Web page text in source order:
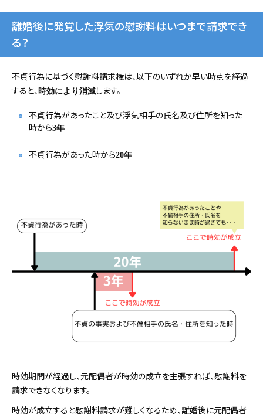
離婚後に発覚した浮気の慰謝料はいつまで請求でき
る？
不貞行為に基づく慰謝料請求権は、以下のいずれか早い時点を経過
すると、 時効により消滅します。
不貞行為があったこと及び浮気相手の氏名及び住所を知った
時から3年
不貞行為があった時から20年
時効期間が経過し、元配偶者が時効の成立を主張すれば、慰謝料を
請求できなくなります。
時効が成立すると慰謝料請求が難しくなるため、離婚後に元配偶者